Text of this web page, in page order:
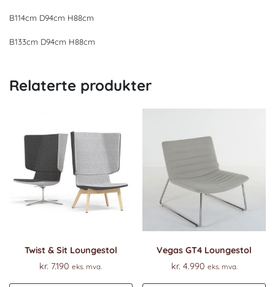
B114cm D94cm H88cm
B133cm D94cm H88cm
Relaterte produkter
Twist & Sit Loungestol
kr. 7.190 eks. mva.
Vegas GT4 Loungestol
kr. 4.990 eks. mva.